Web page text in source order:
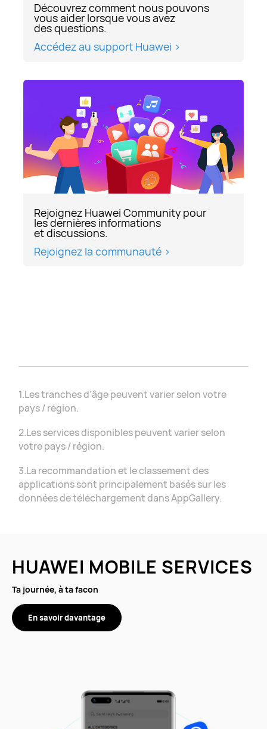
Découvrez comment nous pouvons
vous aider lorsque vous avez
des questions.
Accédez au support Huawei >
Rejoignez Huawei Community pour
les dernières informations
et discussions.
Rejoignez la communauté >
1.Les tranches d'âge peuvent varier selon votre
pays / région.
2.Les services disponibles peuvent varier selon
votrepays / région.
3.La recommandation et le classement des
applications sont principalement basés sur les
données de téléchargementdans AppGallery.
HUAWEI MOBILE SERVICES
Ta journée, à ta facon
En savoir davantage